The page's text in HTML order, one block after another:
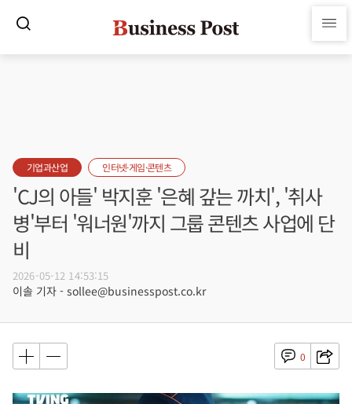
기업과산업 인터넷·게임·콘텐츠
'CJ의 아들' 박지훈 '은혜 갚는 까치', '취사
병'부터 '워너원'까지 그룹 콘텐츠 사업에 단
비
2026-05-12 14:53:15
이솔 기자 - sollee@businesspost.co.kr
0